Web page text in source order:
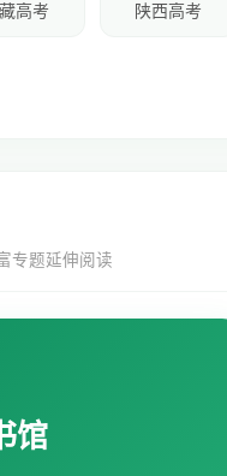
高考 陕西高考
专题延伸阅读
馆